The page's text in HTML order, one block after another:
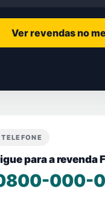
Ver revendas no
TELEFONE
para a revenda
000-